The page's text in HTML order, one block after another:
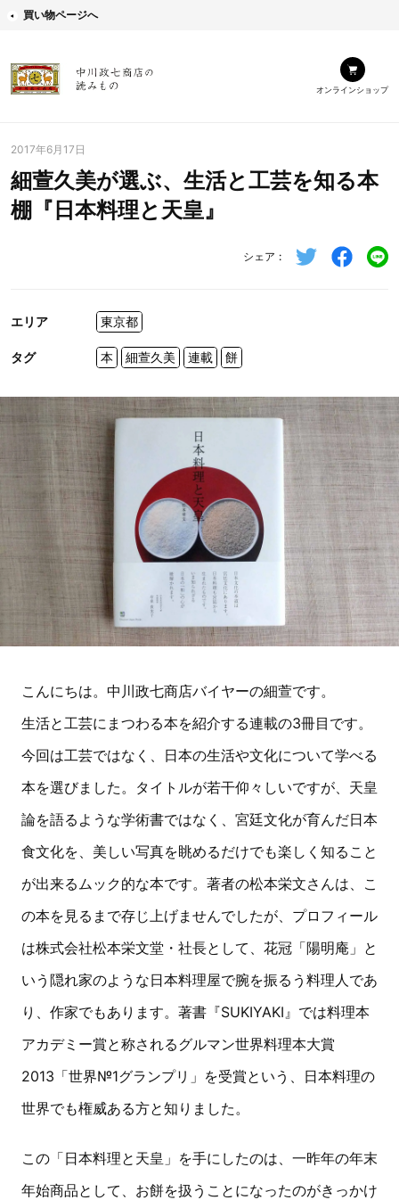
買い物ページへ
オンラインショップ
2017年6月17日
細萱久美が選ぶ、生活と工芸を知る本
棚『日本料理と天皇』
シェア
エリア 東京都
タグ 本 細萱久美 連載 餅
こんにちは。中川政七商店バイヤーの細萱です。
生活と工芸にまつわる本を紹介する連載の3冊目です。
今回は工芸ではなく、日本の生活や文化について学べる
本を選びました。タイトルが若干仰々しいですが、天皇
論を語るような学術書ではなく、宮廷文化が育んだ日本
食文化を、美しい写真を眺めるだけでも楽しく知ること
が出来るムック的な本です。著者の松本栄文さんは、こ
の本を見るまで存じ上げませんでしたが、プロフィール
は株式会社松本栄文堂・社長として、花冠「陽明庵」と
いう隠れ家のような日本料理屋で腕を振るう料理人であ
り、作家でもあります。著書『SUKIYAKI』では料理本
アカデミー賞と称されるグルマン世界料理本大賞
2013「世界№1グランプリ」を受賞という、日本料理の
世界でも権威ある方と知りました。
この「日本料理と天皇」を手にしたのは、一昨年の年末
年始商品として、お餅を扱うことになったのがきっかけ